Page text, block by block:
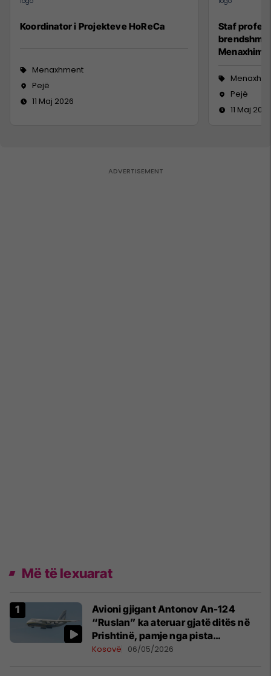
Koordinator i Projekteve HoReCa
Menaxhment
Pejë
11 Maj 2026
Staf
Menaxhim)
Pejë
11 Maj
Më të lexuarat
Avioni gjigant Antonov An-124
“Ruslan” ka ateruar gjatë ditës në
Prishtinë, pamje nga pista
publikohen edhe në rrjete sociale
Kosovë 06/05/2026